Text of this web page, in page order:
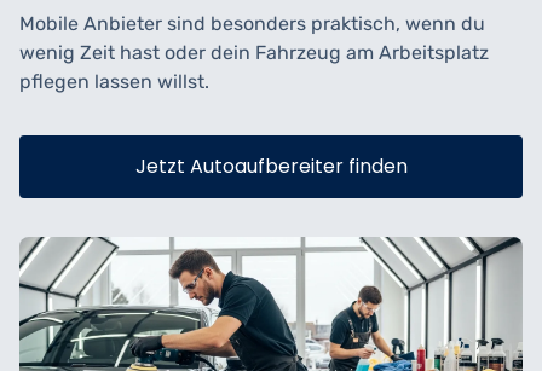
Mobile Anbieter sind besonders praktisch, wenn du
wenig Zeit hast oder dein Fahrzeug am Arbeitsplatz
pflegen lassen willst.
Jetzt Autoaufbereiter finden